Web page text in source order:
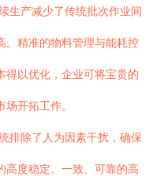
生产减少了传统批次作业间
。精准的物料管理与能耗控
得以优化，企业可将宝贵的
开拓工作。
排除了人为因素干扰，确保
高度稳定。一致、可靠的高